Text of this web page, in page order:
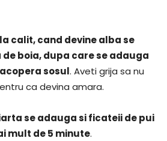
calit, cand devine alba se
boia, dupa care se adauga
sosul. Aveti grija sa nu
ca devina amara.
se adauga si ficateii de pui
mult de 5 minute.